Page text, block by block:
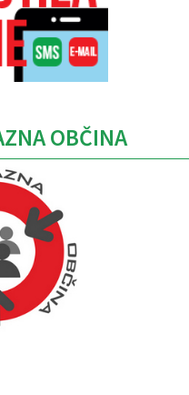
OBČINA